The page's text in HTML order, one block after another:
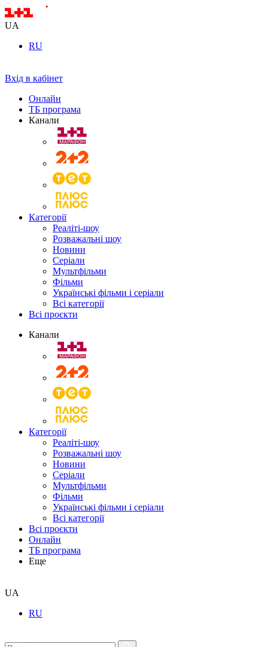
UA
RU
Вхід в кабінет
Онлайн
ТБ програма
Канали
Категорії
Реаліті-шоу
Розважальні шоу
Новини
Серіали
Мультфільми
Фільми
Українські фільми і серіали
Всі категорії
Всі проєкти
Канали
Категорії
Реаліті-шоу
Розважальні шоу
Новини
Серіали
Мультфільми
Фільми
Українські фільми і серіали
Всі категорії
Всі проєкти
Онлайн
ТБ програма
Еще
UA
RU